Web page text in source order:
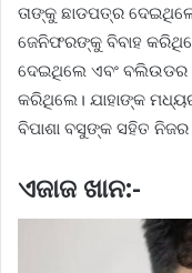
ତାଙ୍କୁ ଛାଡପତ୍ର
ଜେନିଫରଙ୍କୁ ବିବାହ
ଦେଇଥିଲେ ଏବଂ ବଲିଉଡର
କରିଥିଲେ। ଯାହାଙ୍କ
ବିପାଶା ବସୁଙ୍କ ସହିତ
ଏଜାଜ ଖାନ:-